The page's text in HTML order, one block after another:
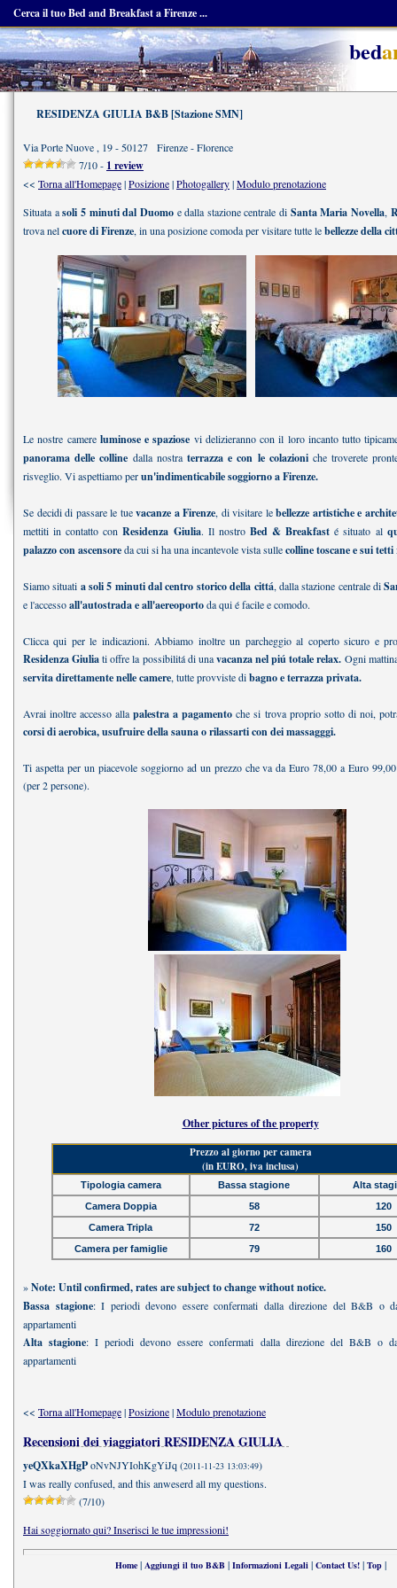
Cerca il tuo Bed and Breakfast a Firenze ...
bed
RESIDENZA GIULIA B&B [Stazione SMN]
Via Porte Nuove , 19 - 50127 Firenze - Florence
7/10 - 1 review
<< Torna all'Homepage|Posizione|Photogallery|Modulo prenotazione
Situata asoli 5 minuti dal Duomo e dalla stazione centrale di Santa Maria Novella,
trova nelcuore di Firenze, in una posizione comoda per visitare tutte lebellezze della
Le nostre camereluminose e spaziose vi delizieranno con il loro incanto tutto
panorama delle colline dalla nostra terrazza e con le colazioniche troverete
risveglio. Vi aspettiamo perun'indimenticabile soggiorno a Firenze.
Se decidi di passare le tuevacanze a Firenze, di visitare lebellezze artistiche e
mettiti in contatto conResidenza Giulia. Il nostro Bed & Breakfasté situato al
palazzo con ascensoreda cui si ha una incantevole vista sullecolline toscane e sui
Siamo situati a soli 5 minuti dal centro storico della cittá, dalla stazione centrale di
e l'accessoall'autostrada e all'aereoportoda qui é facile e comodo.
Clicca qui per le indicazioni. Abbiamo inoltre un parcheggio al coperto sicuro e
Residenza Giuliati offre la possibilitá di unavacanza nel piú totale relax. Ogni
servita direttamente nelle camere, tutte provviste dibagno e terrazza privata.
Avrai inoltre accesso allapalestra a pagamentoche si trova proprio sotto di noi,
corsi di aerobica, usufruire della sauna o rilassarti con dei massagggi.
Ti aspetta per un piacevole soggiorno ad un prezzo che va da Euro 78,00 a Euro
(per 2 persone).
Other pictures of the property
Prezzo al giorno per camera
(in EURO, iva inclusa)
Tipologia camera Bassa stagione
Alta
Camera Doppia
58
120
Camera Tripla
72
150
Camera per famiglie
79 160
»Note: Until confirmed, rates are subject to change without notice.
Bassa stagione: I periodi devono essere confermati dalla direzione del B&B o
appartamenti
Alta stagione: I periodi devono essere confermati dalla direzione del B&B o
appartamenti
<< Torna all'Homepage|Posizione|Modulo prenotazione
Recensioni dei viaggiatori RESIDENZA GIULIA
yeQXkaXHgPoNvNJYIohKgYiJq (2011-11-23 13:03:49)
I was really confused, and this anweserd all my questions.
(7/10)
Hai soggiornato qui? Inserisci le tue impressioni!
Home| Aggiungi il tuo B&B | Informazioni Legali | Contact Us!| Top|